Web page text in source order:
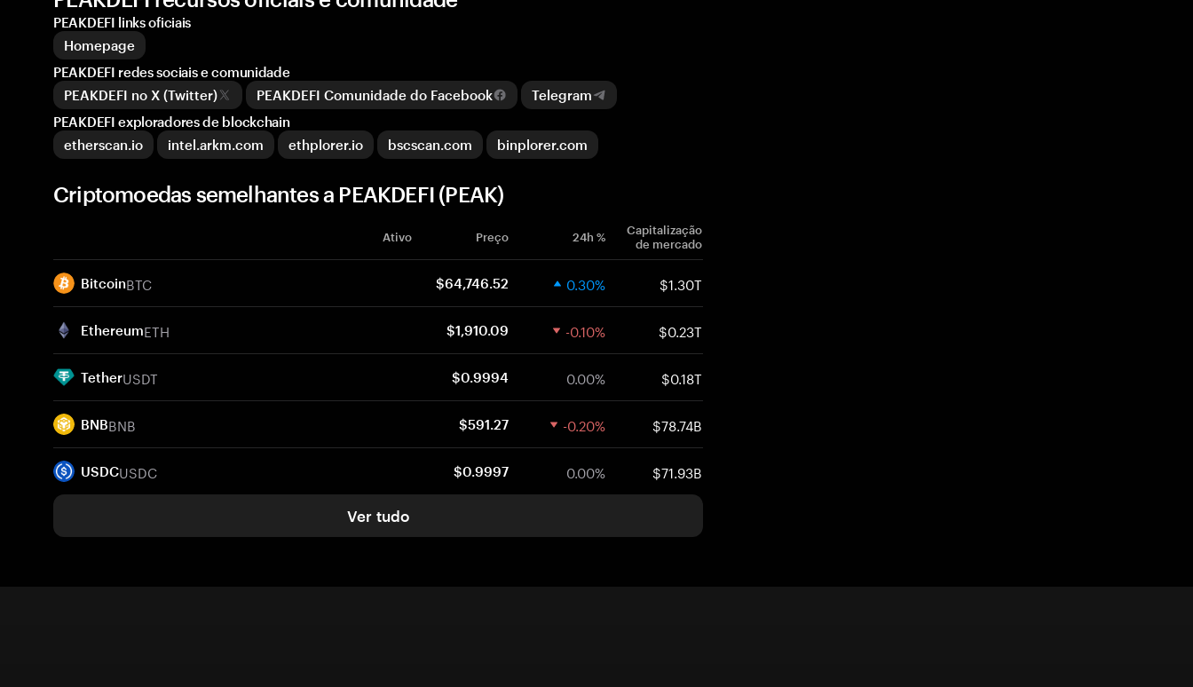
PEAKDEFI links oficiais
Homepage
PEAKDEFI redes sociais e comunidade
PEAKDEFI no X (Twitter)
PEAKDEFI Comunidade do Facebook
Telegram
PEAKDEFI exploradores de blockchain
etherscan.io
intel.arkm.com ethplorer.io bscscan.com binplorer.com
Criptomoedas semelhantes a PEAKDEFI (PEAK)
Ativo Preço 24h %
Capitalização
de mercado
BitcoinBTC $64,746.52 0.30% $1.30T
EthereumETH $1,910.09 -0.10% $0.23T
TetherUSDT $0.9994 0.00% $0.18T
BNBBNB $591.27 -0.20% $78.74B
USDCUSDC $0.9997 0.00% $71.93B
Ver tudo